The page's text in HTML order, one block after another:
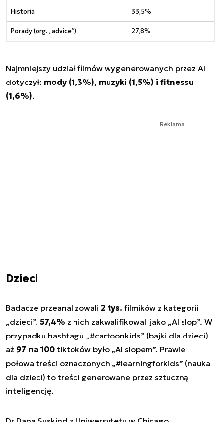
Historia 33,5%
Porady (org. „advice”) 27,8%
Najmniejszy udział filmów wygenerowanych przez AI
dotyczył: mody (1,3%), muzyki (1,5%) i fitnessu
(1,6%).
Reklama
Dzieci
Badacze przeanalizowali 2 tys. filmików z kategorii
„dzieci”. 57,4% z nich zakwalifikowali jako „AI slop”. W
przypadku hashtagu „#cartoonkids” (bajki dla dzieci)
aż 97 na 100 tiktoków było „AI slopem”. Prawie
połowa treści oznaczonych „#learningforkids” (nauka
dla dzieci) to treści generowane przez sztuczną
inteligencję.